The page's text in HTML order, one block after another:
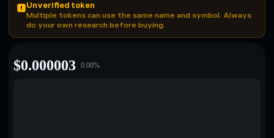
Unverified token
Multiple tokens can use the same name and symbol. Always
do your own research before buying.
$0.000003 0.00%